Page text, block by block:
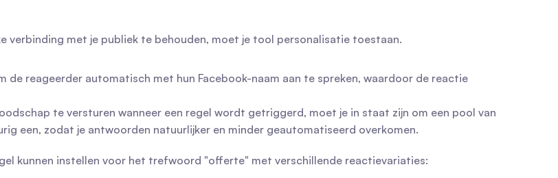
met je publiek te behouden, moet je tool personalisatie toestaan.
de reageerder automatisch met hun Facebook-naam aan te spreken, waardoor de reactie
te versturen wanneer een regel wordt getriggerd, moet je in staat zijn om een pool van
een, zodat je antwoorden natuurlijker en minder geautomatiseerd overkomen.
kunnen instellen voor het trefwoord "offerte" met verschillende reactievariaties: